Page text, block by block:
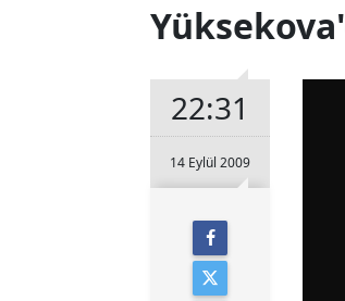
22:31
14 Eylül 2009